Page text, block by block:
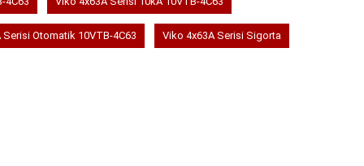
Serisi Otomatik 10VTB-4C63 Viko 4x63A Serisi Sigorta